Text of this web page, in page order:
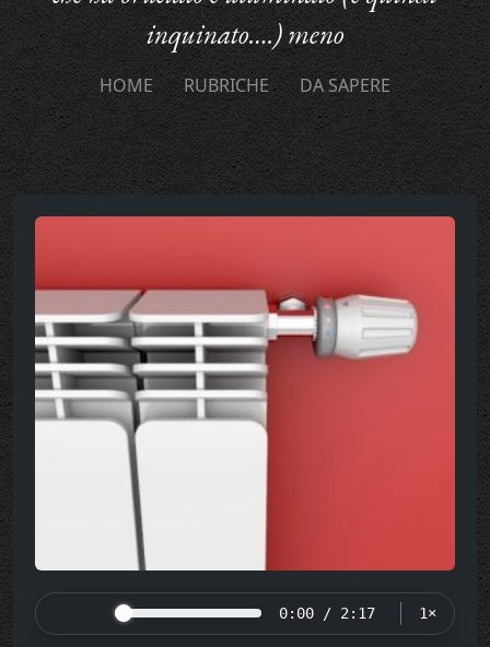
inquinato….) meno
HOME RUBRICHE DA SAPERE
0:00 / 2:17 1×